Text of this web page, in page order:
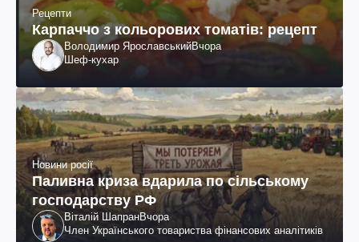
Рецепти
Карпаччо з кольорових томатів: рецепт
Володимир ЯрославськийВчора
Шеф-кухар
Новини росії
Паливна криза вдарила по сільському
господарству РФ
Віталій ШапранВчора
Член Українського товариства фінансових аналітиків